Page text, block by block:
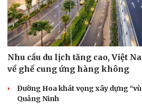
Nhu cầu du lịch tăng cao, Việt
về ghế cung ứng hàng không
Đường Hoa khát vọng xây dựng
Quảng Ninh